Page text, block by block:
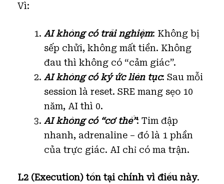
Vì:
AI không có trải nghiệm: Không bị
sếp chửi, không mất tiền. Không
đau thì không có “cảm giác”.
AI không có ký ức liên tục: Sau mỗi
session là reset. SRE mang sẹo 10
năm, AI thì 0.
AI không có “cơ thể”: Tim đập
nhanh, adrenaline – đó là 1 phần
của trực giác. AI chỉ có ma trận.
L2 (Execution) tồn tại chính vì điều này.